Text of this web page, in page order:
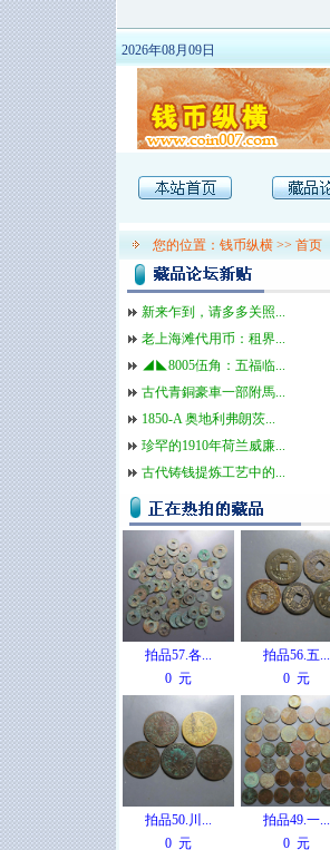
2026年08月09日
您的位置： 钱币纵横>> 首页
新来乍到，请多多关照...
老上海滩代用币：租界...
◢◣8005伍角：五福临...
古代青銅豪車一部附馬...
1850-A 奥地利弗朗茨...
珍罕的1910年荷兰威廉...
古代铸钱提炼工艺中的...
拍品57.各...
0 元
拍品56.五...
0 元
拍品50.川...
0 元
拍品49.一...
0 元